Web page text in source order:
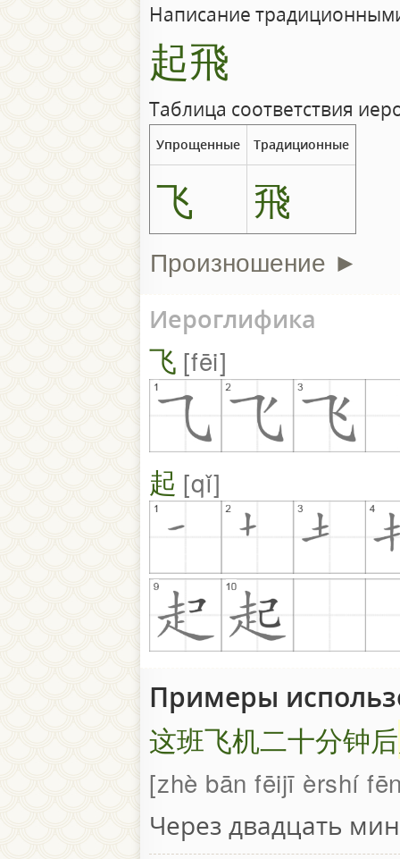
Написание
起飛
Таблица соответствия
Упрощенные Традиционные
飞 飛
Произношение ►
Иероглифика
飞 fēi
起 qǐ
Примеры
这班飞机二十分钟后
zhè bān fēijī èrshí
Через двадцать